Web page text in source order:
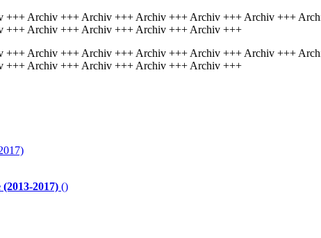
Archiv +++ Archiv +++ Archiv +++ Archiv +++ Archiv +++
Archiv +++ Archiv +++ Archiv +++ Archiv +++
Archiv +++ Archiv +++ Archiv +++ Archiv +++ Archiv +++
Archiv +++ Archiv +++ Archiv +++ Archiv +++
2017) ()